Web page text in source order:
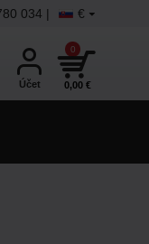
€
034 |
Účet 0,00 €
0